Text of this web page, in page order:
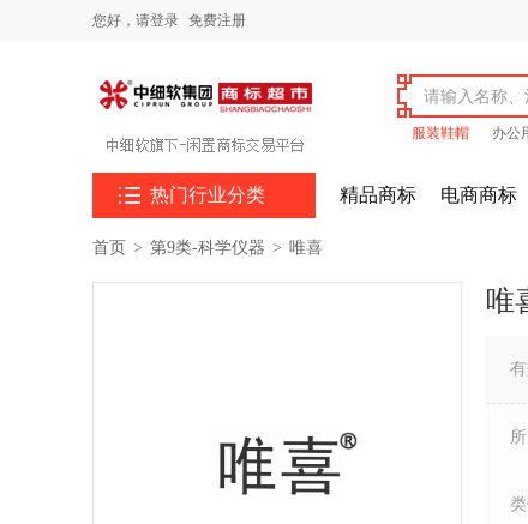
您好， 请登录 免费注册
服装鞋帽 办公
 热门行业分类 精品商标 电商商标
首页 > 第9类-科学仪器 > 唯喜
唯